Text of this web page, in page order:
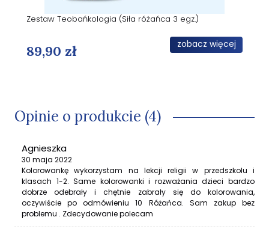
Zestaw Teobańkologia (Siła różańca 3 egz.)
89,90 zł zobacz więcej
Opinie o produkcie (4)
Agnieszka
30 maja 2022
Kolorowankę wykorzystam na lekcji religii w przedszkolu i
klasach 1-2. Same kolorowanki i rozważania dzieci bardzo
dobrze odebrały i chętnie zabrały się do kolorowania,
oczywiście po odmówieniu 10 Różańca. Sam zakup bez
problemu . Zdecydowanie polecam